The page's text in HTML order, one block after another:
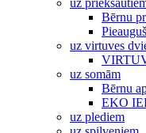
uz
Bērnu
uz virtuves
uz somām
Bērnu
EKO
uz plediem